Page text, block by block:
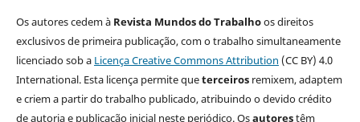
Os autores cedem à Revista Mundos do Trabalhoos direitos
exclusivos de primeira publicação, com o trabalho simultaneamente
licenciado sob a Licença Creative Commons Attribution (CC BY) 4.0
International. Esta licença permite queterceirosremixem, adaptem
e criem a partir do trabalho publicado, atribuindo o devido crédito
de autoria e publicação inicial neste periódico. Osautorestêm